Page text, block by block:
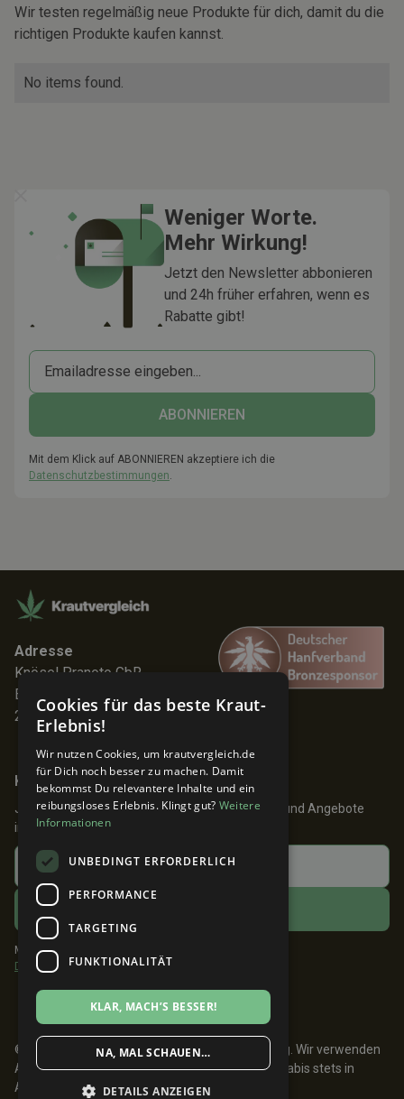
Wir testen regelmäßig neue Produkte für dich, damit du die
richtigen Produkte kaufen kannst.
No items found.
Weniger Worte.
Mehr Wirkung!
Jetzt den Newsletter abbonieren
und 24h früher erfahren, wenn es
Rabatte gibt!
Mit dem Klick auf ABONNIEREN akzeptiere ich die
Datenschutzbestimmungen
Adresse
Knösel Pranoto GbR
Elmenhorststr. 7
22767 Hamburg
Keine Angebote verpassen!
Jetzt anmelden und 24h früher über Aktionen und Angebote
informiert werden!
Mit dem Klick auf ABONNIEREN akzeptiere ich die
Datenschutzbestimmungen
© 2026 Krautvergleich. Made with 💚 in Hamburg. Wir verwenden
Affiliate Links. Medizinische Einnahme von Cannabis stets in
Absprache mit einem Arzt.
Cookies für das beste Kraut-
Erlebnis!
Wir nutzen Cookies, um krautvergleich.de
für Dich noch besser zu machen. Damit
bekommst Du relevantere Inhalte und ein
reibungsloses Erlebnis. Klingt gut? Weitere
Informationen
UNBEDINGT ERFORDERLICH
PERFORMANCE
TARGETING
FUNKTIONALITÄT
KLAR, MACH’S BESSER!
NA, MAL SCHAUEN…
DETAILS ANZEIGEN